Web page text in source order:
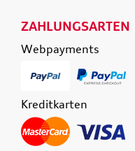
ZAHLUNGSARTEN
Webpayments
Kreditkarten